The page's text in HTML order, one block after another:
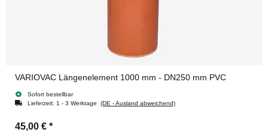
VARIOVAC Längenelement 1000 mm - DN250 mm PVC
Sofort bestellbar
Lieferzeit: 1 - 3 Werktage (DE - Ausland abweichend)
45,00 € *